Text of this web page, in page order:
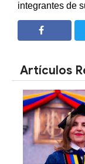
integrantes de
Artículos